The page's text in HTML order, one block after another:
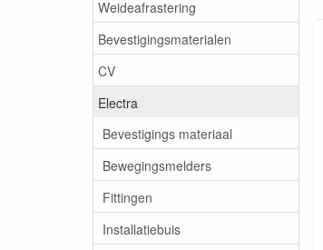
Weideafrastering
Bevestigingsmaterialen
CV
Electra
Bevestigings materiaal
Bewegingsmelders
Fittingen
Installatiebuis